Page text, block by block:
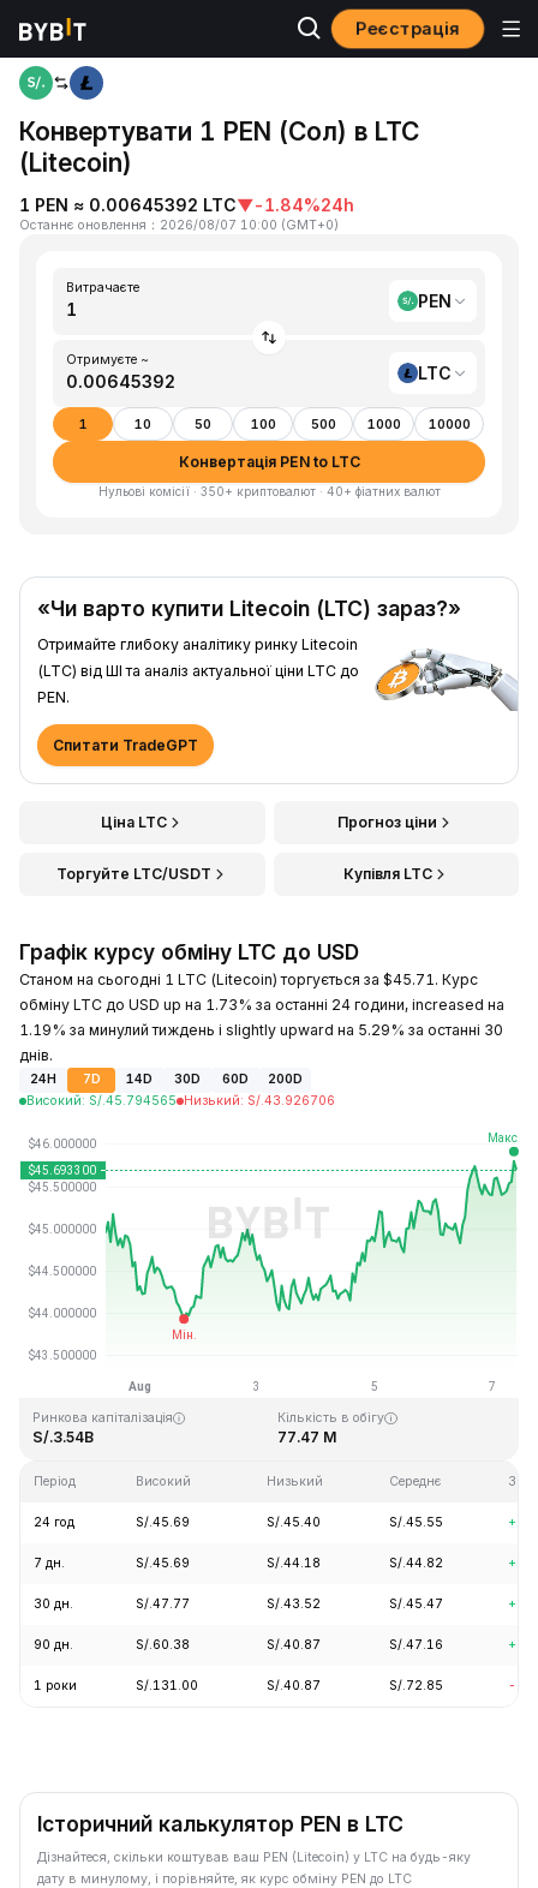
Реєстрація
Головна
Конвертувати 1 PEN (Сол) в LTC
(Litecoin)
1 PEN ≈ 0.00645392 LTC▼-1.84%24h
Останнє оновлення ： 2026/08/07 10:00 (GMT+0)
Витрачаєте
PEN
Отримуєте ~
LTC
1 10 50 100 500 1000 10000
Конвертація PEN to LTC
Нульові комісії · 350+ криптовалют · 40+ фіатних валют
«Чи варто купити Litecoin (LTC) зараз?»
Отримайте глибоку аналітику ринку Litecoin
(LTC) від ШІ та аналіз актуальної ціни LTC до
PEN.
Спитати TradeGPT
Ціна LTC Прогноз ціни
Торгуйте LTC/USDT Купівля LTC
Графік курсу обміну LTC до USD
Станом на сьогодні 1 LTC (Litecoin) торгується за $45.71. Курс
обміну LTC до USD up на 1.73% за останні 24 години, increased на
1.19% за минулий тиждень і slightly upward на 5.29% за останні 30
днів.
24H 7D 14D 30D 60D
200D
Високий: S/. 45.794565 Низький: S/. 43.926706
Останнє оновлення: 2026-08-07, 10:00 GMT+0
Історичний максимум
Ринкова капіталізація
S/.3.54B
Кількість в обігу
77.47 M
Період Високий Низький Середнє
24 год S/.45.69 S/.45.40 S/.45.55
7 дн. S/.45.69 S/.44.18 S/.44.82
30 дн. S/.47.77 S/.43.52 S/.45.47
90 дн. S/.60.38 S/.40.87 S/.47.16
1 роки S/.131.00 S/.40.87 S/.72.85 -
Історичний калькулятор PEN в LTC
Дізнайтеся, скільки коштував ваш PEN (Litecoin) у LTC на будь-яку
дату в минулому, і порівняйте, як курс обміну PEN до LTC